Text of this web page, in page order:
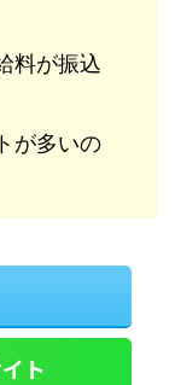
料が振込
が多いの
ト